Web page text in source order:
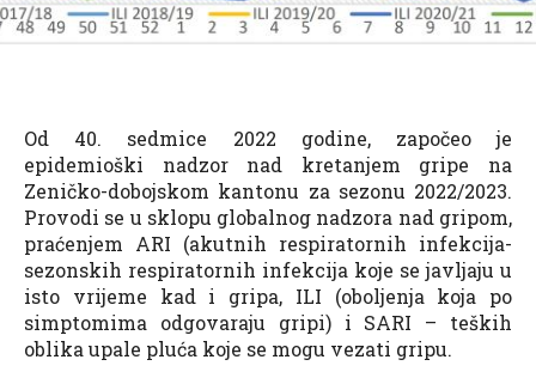
Od 40. sedmice 2022 godine, započeo je
epidemioški nadzor nad kretanjem gripe na
Zeničko-dobojskom kantonu za sezonu 2022/2023.
Provodi se u sklopu globalnog nadzora nad gripom,
praćenjem ARI (akutnih respiratornih infekcija-
sezonskih respiratornih infekcija koje se javljaju u
isto vrijeme kad i gripa, ILI (oboljenja koja po
simptomima odgovaraju gripi) i SARI – teških
oblika upale pluća koje se mogu vezati gripu.